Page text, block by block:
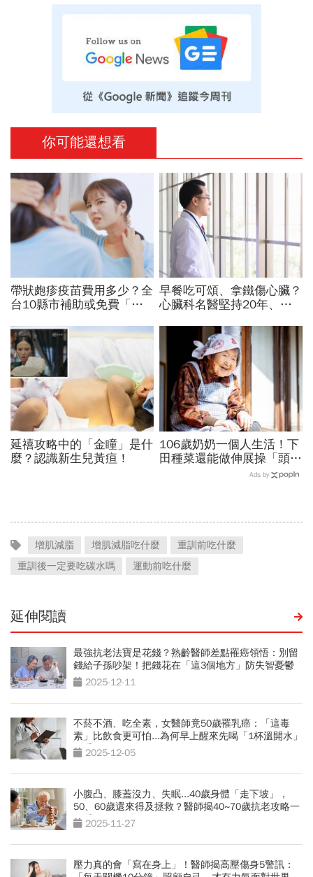
你可能還想看
帶狀皰疹疫苗費用多少？全
台10縣市補助或免費「現
準備文件、資訊一次看
早餐吃可頌、拿鐵傷心臟？
心臟科名醫堅持20年、早
喝咖啡前先喝「這1杯」更
護心
延禧攻略中的「金瞳」是什
麼？認識新生兒黃疸！
106歲奶奶一個人生活！下
田種菜還能做伸展操「頭貼
腿」...公開8個健康長壽秘
Ads by
增肌減脂 增肌減脂吃什麼
重訓前吃什麼
重訓後一定要吃碳水嗎
運動前吃什麼
延伸閱讀
最強抗老法寶是花錢？熟齡醫師差點罹癌領悟：別留
錢給子孫吵架！把錢花在「這3個地方」防失智憂鬱
2025-12-11
不菸不酒、吃全素，女醫師竟50歲罹乳癌：「這毒
素」比飲食更可怕...為何早上醒來先喝「1杯溫開水」
很重要
2025-12-05
小腹凸、膝蓋沒力、失眠...40歲身體「走下坡」，
50、60歲還來得及拯救？醫師揭40~70歲抗老攻略一
次看2025-11-27
壓力真的會「寫在身上」！醫師揭高壓傷身5警訊：